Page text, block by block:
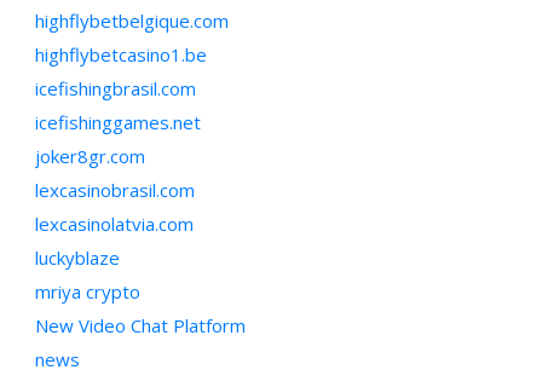
highflybetbelgique.com
highflybetcasino1.be
icefishingbrasil.com
icefishinggames.net
joker8gr.com
lexcasinobrasil.com
lexcasinolatvia.com
luckyblaze
mriya crypto
New Video Chat Platform
news